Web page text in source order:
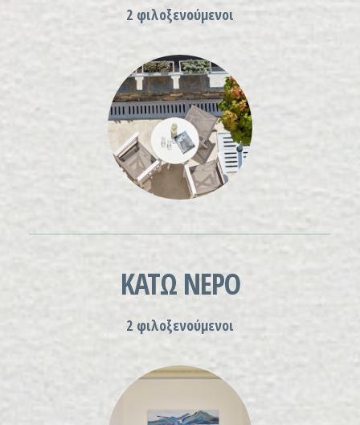
2 φιλοξενούμενοι
ΚΑΤΩ ΝΕΡΟ
2 φιλοξενούμενοι